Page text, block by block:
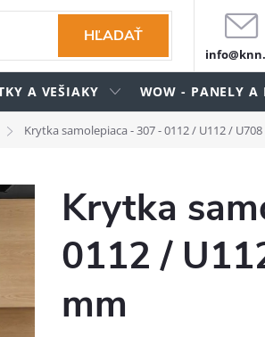
HĽADAŤ
A VEŠIAKY WOW - PANELY A
Krytka samolepiaca - 307 - 0112 / U112 /
Krytka
0112 /
mm